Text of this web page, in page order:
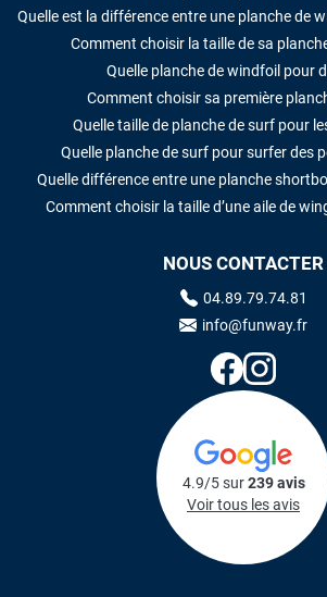
Quelle est la différence entre une planche de
Comment choisir la taille de sa
Quelle planche de windfoil pour
Comment choisir sa première
Quelle taille de planche de surf pour
Quelle planche de surf pour surfer des
Quelle différence entre une planche
Comment choisir la taille d’une aile de
NOUS CONTACTER
04.89.79.74.81
info@funway.fr
4.9/5 sur239 avis
Voir tous les avis